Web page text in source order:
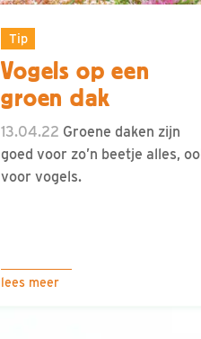
Tip
Vogels op een
groen dak
13.04.22 Groene daken zijn
goed voor zo’n beetje alles,
voor vogels.
lees meer